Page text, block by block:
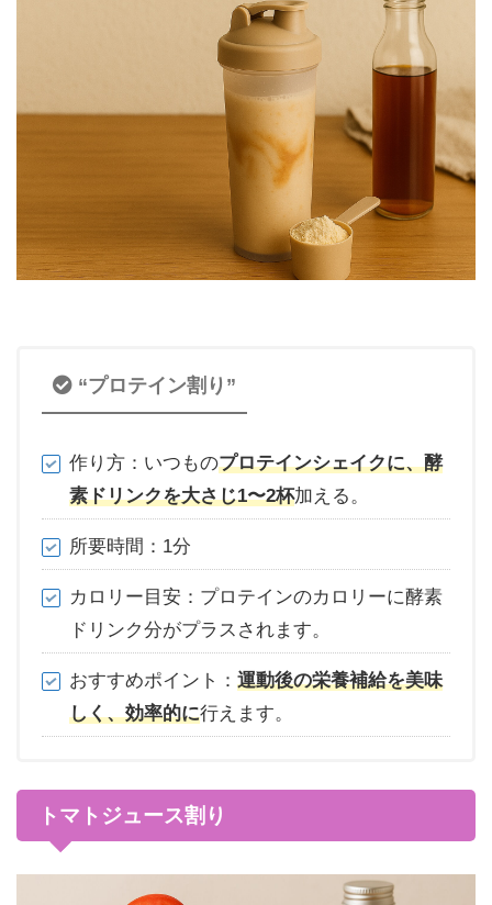
“プロテイン割り”
作り方：いつものプロテインシェイクに、酵
素ドリンクを大さじ1〜2杯加える。
所要時間：1分
カロリー目安：プロテインのカロリーに酵素
ドリンク分がプラスされます。
おすすめポイント： 運動後の栄養補給を美味
しく、効率的に行えます。
トマトジュース割り